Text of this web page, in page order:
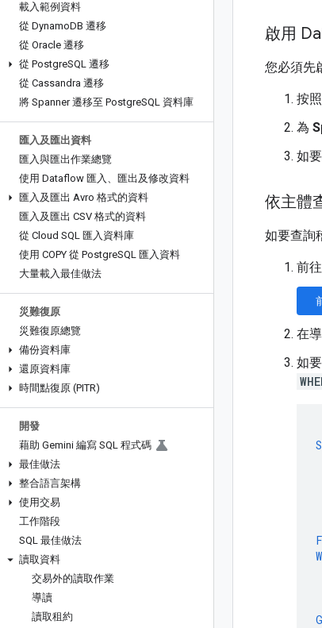
載入範例資料
從 DynamoDB 遷移
從 Oracle 遷移
從 PostgreSQL 遷移
從 Cassandra 遷移
將 Spanner 遷移至 PostgreSQL 資料庫
匯入及匯出資料
匯入與匯出作業總覽
使用 Dataflow 匯入、匯出及修改資料
匯入及匯出 Avro 格式的資料
匯入及匯出 CSV 格式的資料
從 Cloud SQL 匯入資料庫
使用 COPY 從 PostgreSQL 匯入資料
大量載入最佳做法
災難復原
災難復原總覽
備份資料庫
還原資料庫
時間點復原 (PITR)
開發
藉助 Gemini 編寫 SQL 程式碼
最佳做法
整合語言架構
使用交易
工作階段
SQL 最佳做法
讀取資料
交易外的讀取作業
導讀
讀取租約
啟用
您必須先
按
為
如
依主體
如要查詢
前
在
如